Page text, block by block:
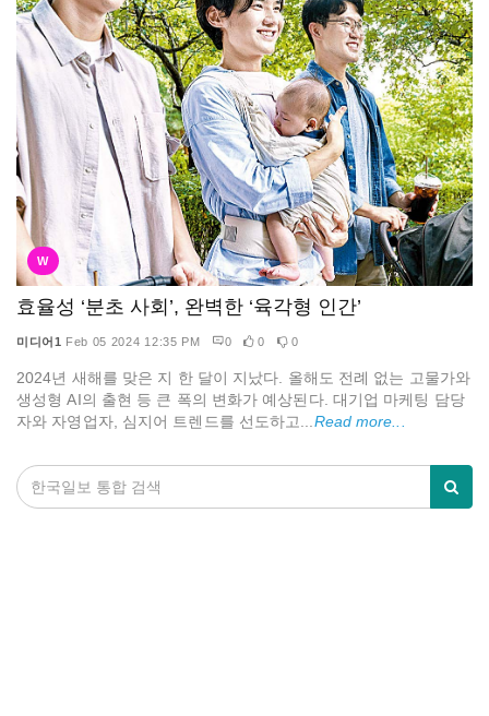
W
효율성 ‘분초 사회’, 완벽한 ‘육각형 인간’
미디어1 Feb 05 2024 12:35 PM 0 0 0
2024년 새해를 맞은 지 한 달이 지났다. 올해도 전례 없는 고물가와
생성형 AI의 출현 등 큰 폭의 변화가 예상된다. 대기업 마케팅 담당
자와 자영업자, 심지어 트렌드를 선도하고... Read more...